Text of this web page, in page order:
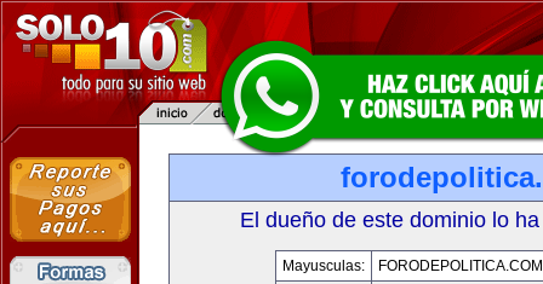
El dueño de este dominio lo
Mayusculas:
FORODEPOLITICA.COM